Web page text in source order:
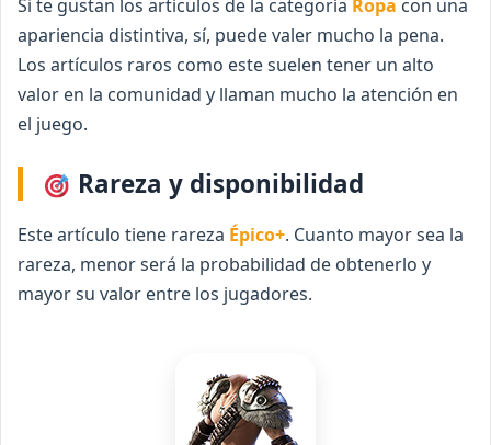
Si te gustan los artículos de la categoría Ropa con una
apariencia distintiva, sí, puede valer mucho la pena.
Los artículos raros como este suelen tener un alto
valor en la comunidad y llaman mucho la atención en
el juego.
Rareza y disponibilidad
Este artículo tiene rareza Épico+. Cuanto mayor sea la
rareza, menor será la probabilidad de obtenerlo y
mayor su valor entre los jugadores.